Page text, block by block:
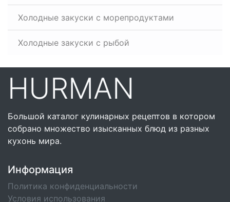
Холодные закуски с морепродуктами
Холодные закуски с рыбой
HURMAN
Большой каталог кулинарных рецептов в котором
собрано множество изысканных блюд из разных
кухонь мира.
Информация
Политика конфиденциальности
Условия использования